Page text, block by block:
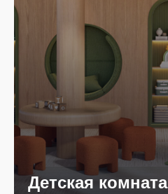
Детская комната